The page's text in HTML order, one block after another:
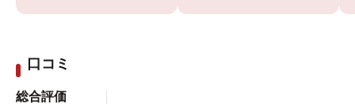
口コミ
総合評価